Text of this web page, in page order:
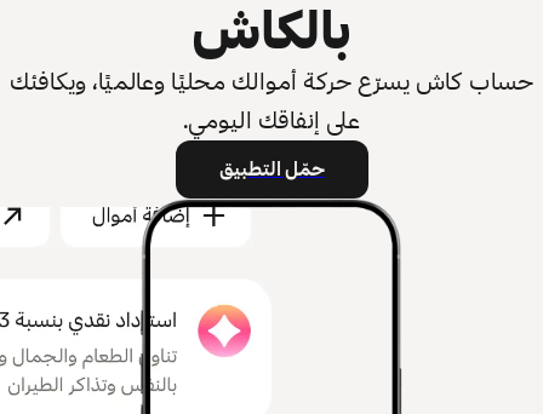
بالكاش
حساب كاش يسرّع حركة أموالك محليًا وعالميًا، ويكافئك
على إنفاقك اليومي.
حمّل التطبيق